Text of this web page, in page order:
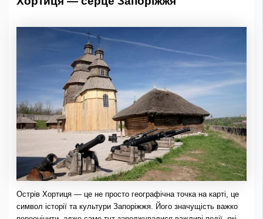
Острів Хортиця — це не просто географічна точка на карті, це
символ історії та культури Запоріжжя. Його значущість важко